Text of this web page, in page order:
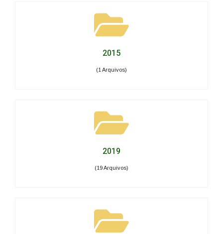
2015
(1 Arquivos)
2019
(19 Arquivos)